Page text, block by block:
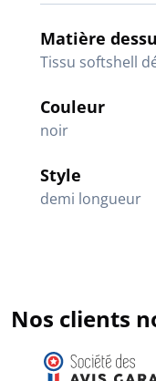
Matière
Tissu softshell
Couleur
noir
Style
demi longueur
Nos clients